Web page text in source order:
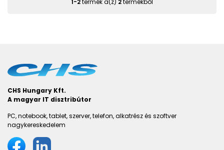
1-2termék a(z) 2termékből
CHS Hungary Kft.
A magyar IT disztribútor
PC, notebook, tablet, szerver, telefon, alkatrész és szoftver
nagykereskedelem